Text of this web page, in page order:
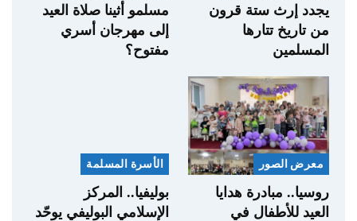
يجدد إرث ستة قرون
من تاريخ تتارها
المسلمين
مسلمو أثينا صلاة العيد
إلى مهرجان أسري
مفتوح؟
معرض الصور
روسيا.. مبادرة هدايا
العيد للأطفال في
الأسرة المسلمة
بوليفيا.. المركز
الإسلامي البوليفي يوحّد